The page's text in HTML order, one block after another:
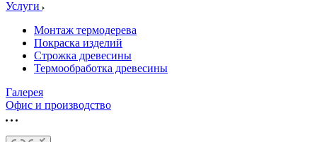
Услуги
Монтаж термодерева
Покраска изделий
Строжка древесины
Термообработка древесины
Галерея
Офис и производство